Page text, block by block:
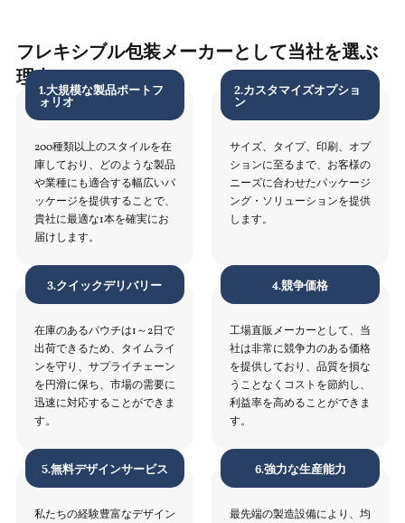
フレキシブル包装メーカーとして当社を選ぶ
理由1.大規模な製品ポートフ
ォリオ
200種類以上のスタイルを在
庫しており、どのような製品
や業種にも適合する幅広いパ
ッケージを提供することで、
貴社に最適な1本を確実にお
届けします。
2.カスタマイズオプショ
ン
サイズ、タイプ、印刷、オプ
ションに至るまで、お客様の
ニーズに合わせたパッケージ
ング・ソリューションを提供
します。
3.クイックデリバリー
在庫のあるパウチは1～2日で
出荷できるため、タイムライ
ンを守り、サプライチェーン
を円滑に保ち、市場の需要に
迅速に対応することができま
す。
4.競争価格
工場直販メーカーとして、当
社は非常に競争力のある価格
を提供しており、品質を損な
うことなくコストを節約し、
利益率を高めることができま
す。
5.無料デザインサービス
私たちの経験豊富なデザイン
6.強力な生産能力
最先端の製造設備により、均